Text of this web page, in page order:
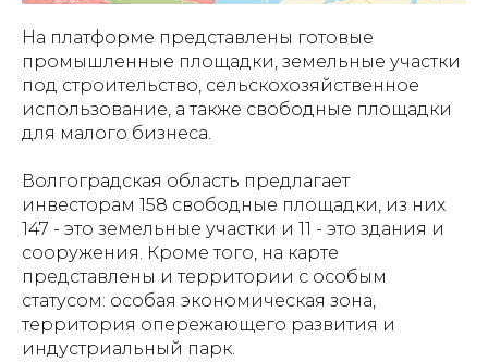
На платформе представлены готовые
промышленные площадки, земельные участки
под строительство, сельскохозяйственное
использование, а также свободные площадки
для малого бизнеса.
Волгоградская область предлагает
инвесторам 158 свободные площадки, из них
147 - это земельные участки и 11 - это здания и
сооружения. Кроме того, на карте
представлены и территории с особым
статусом: особая экономическая зона,
территория опережающего развития и
индустриальный парк.